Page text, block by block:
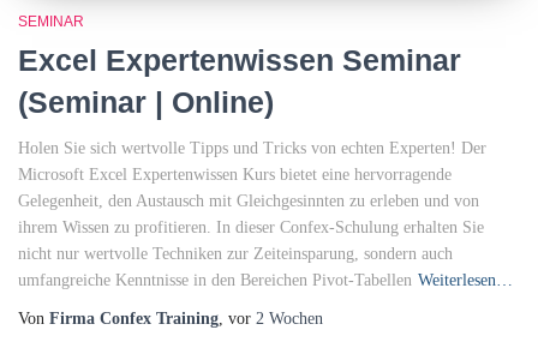
SEMINAR
Excel Expertenwissen Seminar
(Seminar | Online)
Holen Sie sich wertvolle Tipps und Tricks von echten Experten! Der
Microsoft Excel Expertenwissen Kurs bietet eine hervorragende
Gelegenheit, den Austausch mit Gleichgesinnten zu erleben und von
ihrem Wissen zu profitieren. In dieser Confex-Schulung erhalten Sie
nicht nur wertvolle Techniken zur Zeiteinsparung, sondern auch
umfangreiche Kenntnisse in den Bereichen Pivot-Tabellen Weiterlesen…
Von Firma Confex Training, vor 2 Wochen